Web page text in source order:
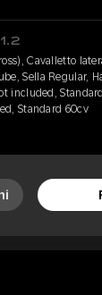
Cavalletto
Sella Regular,
included,
Standard 60cv